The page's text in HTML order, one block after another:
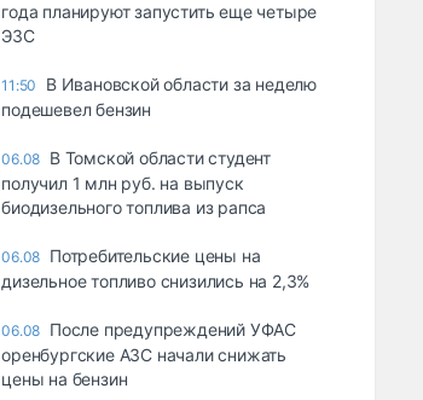
года планируют запустить еще четыре
ЭЗС
11:50
В Ивановской области за неделю
подешевел бензин
06.08 В Томской области студент
получил 1 млн руб. на выпуск
биодизельного топлива из рапса
06.08 Потребительские цены на
дизельное топливо снизились на 2,3%
06.08 После предупреждений УФАС
оренбургские АЗС начали снижать
цены на бензин